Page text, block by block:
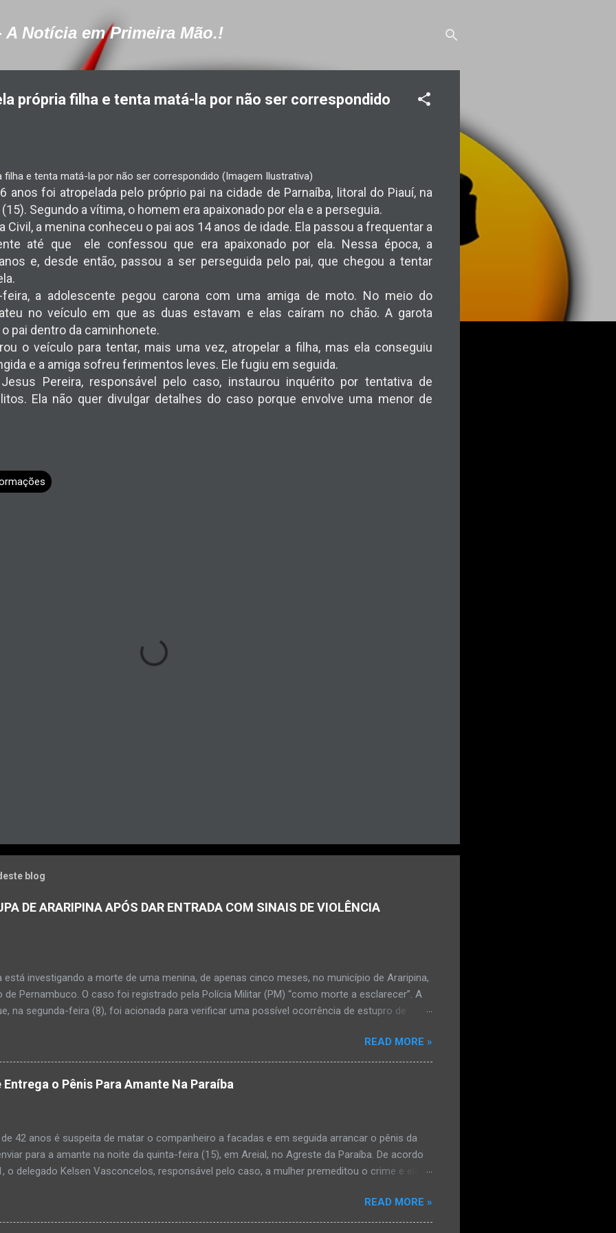
A Notícia em Primeira Mão.!
própria filha e tenta matá-la por não ser correspondido
filha e tenta matá-la por não ser correspondido (Imagem Ilustrativa)
anos foi atropelada pelo próprio pai na cidade de Parnaíba, litoral do Piauí, na
Segundo a vítima, o homem era apaixonado por ela e a perseguia.
Civil, a menina conheceu o pai aos 14 anos de idade. Ela passou a frequentar a
até que ele confessou que era apaixonado por ela. Nessa época, a
e, desde então, passou a ser perseguida pelo pai, que chegou a tentar
a adolescente pegou carona com uma amiga de moto. No meio do
no veículo em que as duas estavam e elas caíram no chão. A garota
pai dentro da caminhonete.
o veículo para tentar, mais uma vez, atropelar a filha, mas ela conseguiu
e a amiga sofreu ferimentos leves. Ele fugiu em seguida.
Pereira, responsável pelo caso, instaurou inquérito por tentativa de
Ela não quer divulgar detalhes do caso porque envolve uma menor de
blog
DE ARARIPINA APÓS DAR ENTRADA COM SINAIS DE VIOLÊNCIA
está investigando a morte de uma menina, de apenas cinco meses, no município de Araripina,
de Pernambuco. O caso foi registrado pela Polícia Militar (PM) “como morte a esclarecer”. A
na segunda-feira (8), foi acionada para verificar uma possível ocorrência de estupro de
da PM mostra que, segundo informações passadas pela equipe médica, a vítima estava
de desidratação e desnutrição, além de apresentar ruptura anal e vaginal. Os pais
que a criança estava apresentando, desde sábado (6), alguns sinais de mal-estar. Segundo
pais só levaram a menina para UPA após uma piora no estado de saúde, na segunda-feira pela
O...
READ MORE »
o Pênis Para Amante Na Paraíba
42 anos é suspeita de matar o companheiro a facadas e em seguida arrancar o pênis da
para a amante na noite da quinta-feira (15), em Areial, no Agreste da Paraíba. De acordo
o delegado Kelsen Vasconcelos, responsável pelo caso, a mulher premeditou o crime e ela
manhã desta sexta-feira (16), que antes de cometer o crime, a suspeita também escreveu uma
para o filho mais velho, de 18 anos. “Na carta ela pede para que o filho mais velho, fruto
READ MORE »